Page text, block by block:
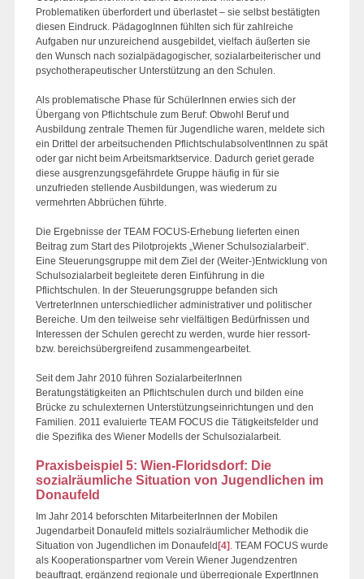
Problematiken überfordert und überlastet – sie selbst bestätigten
diesen Eindruck. PädagogInnen fühlten sich für zahlreiche
Aufgaben nur unzureichend ausgebildet, vielfach äußerten sie
den Wunsch nach sozialpädagogischer, sozialarbeiterischer und
psychotherapeutischer Unterstützung an den Schulen.
Als problematische Phase für SchülerInnen erwies sich der
Übergang von Pflichtschule zum Beruf: Obwohl Beruf und
Ausbildung zentrale Themen für Jugendliche waren, meldete sich
ein Drittel der arbeitsuchenden PflichtschulabsolventInnen zu spät
oder gar nicht beim Arbeitsmarktservice. Dadurch geriet gerade
diese ausgrenzungsgefährdete Gruppe häufig in für sie
unzufrieden stellende Ausbildungen, was wiederum zu
vermehrten Abbrüchen führte.
Die Ergebnisse der TEAM FOCUS-Erhebung lieferten einen
Beitrag zum Start des Pilotprojekts „Wiener Schulsozialarbeit“.
Eine Steuerungsgruppe mit dem Ziel der (Weiter-)Entwicklung von
Schulsozialarbeit begleitete deren Einführung in die
Pflichtschulen. In der Steuerungsgruppe befanden sich
VertreterInnen unterschiedlicher administrativer und politischer
Bereiche. Um den teilweise sehr vielfältigen Bedürfnissen und
Interessen der Schulen gerecht zu werden, wurde hier ressort-
bzw. bereichsübergreifend zusammengearbeitet.
Seit dem Jahr 2010 führen SozialarbeiterInnen
Beratungstätigkeiten an Pflichtschulen durch und bilden eine
Brücke zu schulexternen Unterstützungseinrichtungen und den
Familien. 2011 evaluierte TEAM FOCUS die Tätigkeitsfelder und
die Spezifika des Wiener Modells der Schulsozialarbeit.
Praxisbeispiel 5: Wien-Floridsdorf: Die
sozialräumliche Situation von Jugendlichen im
Donaufeld
Im Jahr 2014 beforschten MitarbeiterInnen der Mobilen
Jugendarbeit Donaufeld mittels sozialräumlicher Methodik die
Situation von Jugendlichen im Donaufeld[4] . TEAM FOCUS wurde
als Kooperationspartner vom Verein Wiener Jugendzentren
beauftragt, ergänzend regionale und überregionale ExpertInnen